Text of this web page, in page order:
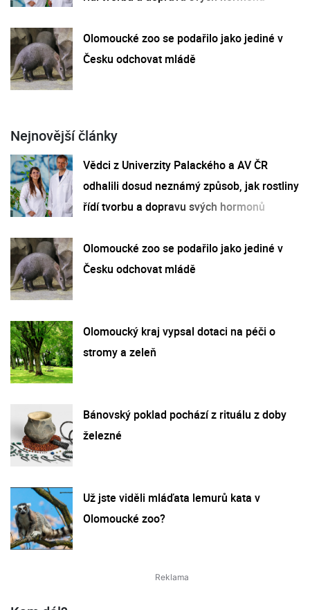
Olomoucké zoo se podařilo jako jediné v
Česku odchovat mládě
Nejnovější články
Vědci z Univerzity Palackého a AV ČR
odhalili dosud neznámý způsob, jak rostliny
řídí tvorbu a dopravu svých hormonů
Olomoucké zoo se podařilo jako jediné v
Česku odchovat mládě
Olomoucký kraj vypsal dotaci na péči o
stromy a zeleň
Bánovský poklad pochází z rituálu z doby
železné
Už jste viděli mláďata lemurů kata v
Olomoucké zoo?